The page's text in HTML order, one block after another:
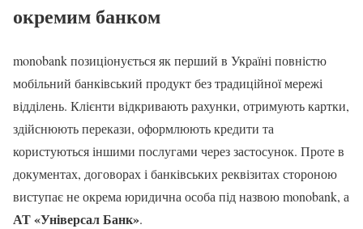
окремим банком
monobank позиціонується як перший в Україні повністю
мобільний банківський продукт без традиційної мережі
відділень. Клієнти відкривають рахунки, отримують картки,
здійснюють перекази, оформлюють кредити та
користуються іншими послугами через застосунок. Проте в
документах, договорах і банківських реквізитах стороною
виступає не окрема юридична особа під назвою monobank, а
АТ «Універсал Банк».